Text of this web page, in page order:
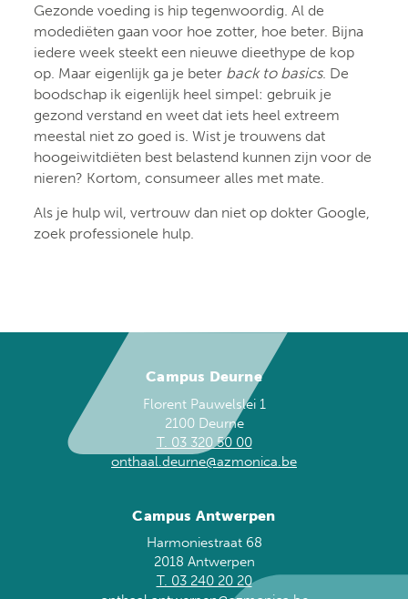
Gezonde voeding is hip tegenwoordig. Al de
modediëten gaan voor hoe zotter, hoe beter. Bijna
iedere week steekt een nieuwe dieethype de kop
op. Maar eigenlijk ga je beter back to basics. De
boodschap ik eigenlijk heel simpel: gebruik je
gezond verstand en weet dat iets heel extreem
meestal niet zo goed is. Wist je trouwens dat
hoogeiwitdiëten best belastend kunnen zijn voor de
nieren? Kortom, consumeer alles met mate.
Als je hulp wil, vertrouw dan niet op dokter Google,
zoek professionele hulp.
Campus Deurne
Florent Pauwelslei 1
2100 Deurne
T. 03 320 50 00
onthaal.deurne@azmonica.be
Campus Antwerpen
Harmoniestraat 68
2018 Antwerpen
T. 03 240 20 20